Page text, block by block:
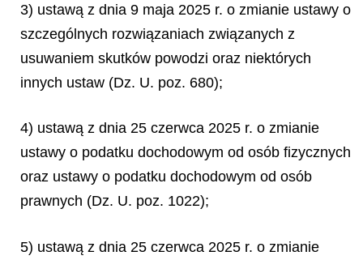
3) ustawą z dnia 9 maja 2025 r. o zmianie ustawy o
szczególnych rozwiązaniach związanych z
usuwaniem skutków powodzi oraz niektórych
innych ustaw (Dz. U. poz. 680);
4) ustawą z dnia 25 czerwca 2025 r. o zmianie
ustawy o podatku dochodowym od osób fizycznych
oraz ustawy o podatku dochodowym od osób
prawnych (Dz. U. poz. 1022);
5) ustawą z dnia 25 czerwca 2025 r. o zmianie